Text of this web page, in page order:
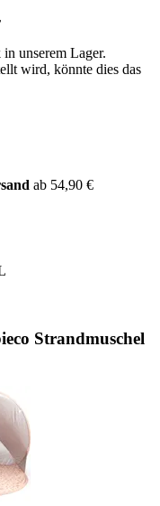
unserem Lager.
wird, könnte dies das
ab 54,90 €
Strandmuschel